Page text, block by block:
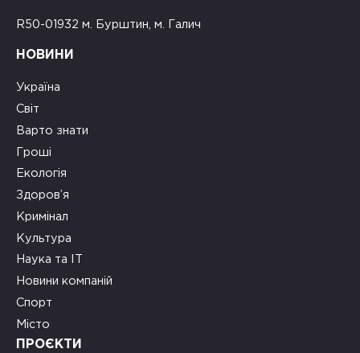
R50-01932 м. Бурштин, м. Галич
НОВИНИ
Україна
Світ
Варто знати
Гроші
Екологія
Здоров’я
Кримінал
Культура
Наука та ІТ
Новини компаній
Спорт
Місто
ПРОЄКТИ